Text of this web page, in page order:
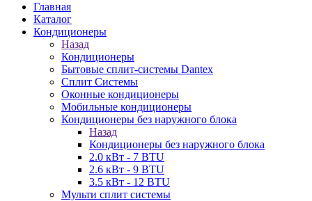
Главная
Каталог
Кондиционеры
Назад
Кондиционеры
Бытовые сплит-системы Dantex
Сплит Системы
Оконные кондиционеры
Мобильные кондиционеры
Кондиционеры без наружного блока
Назад
Кондиционеры без наружного блока
2.0 кВт - 7 BTU
2.6 кВт - 9 BTU
3.5 кВт - 12 BTU
Мульти сплит системы